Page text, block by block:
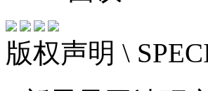
版权声明 \